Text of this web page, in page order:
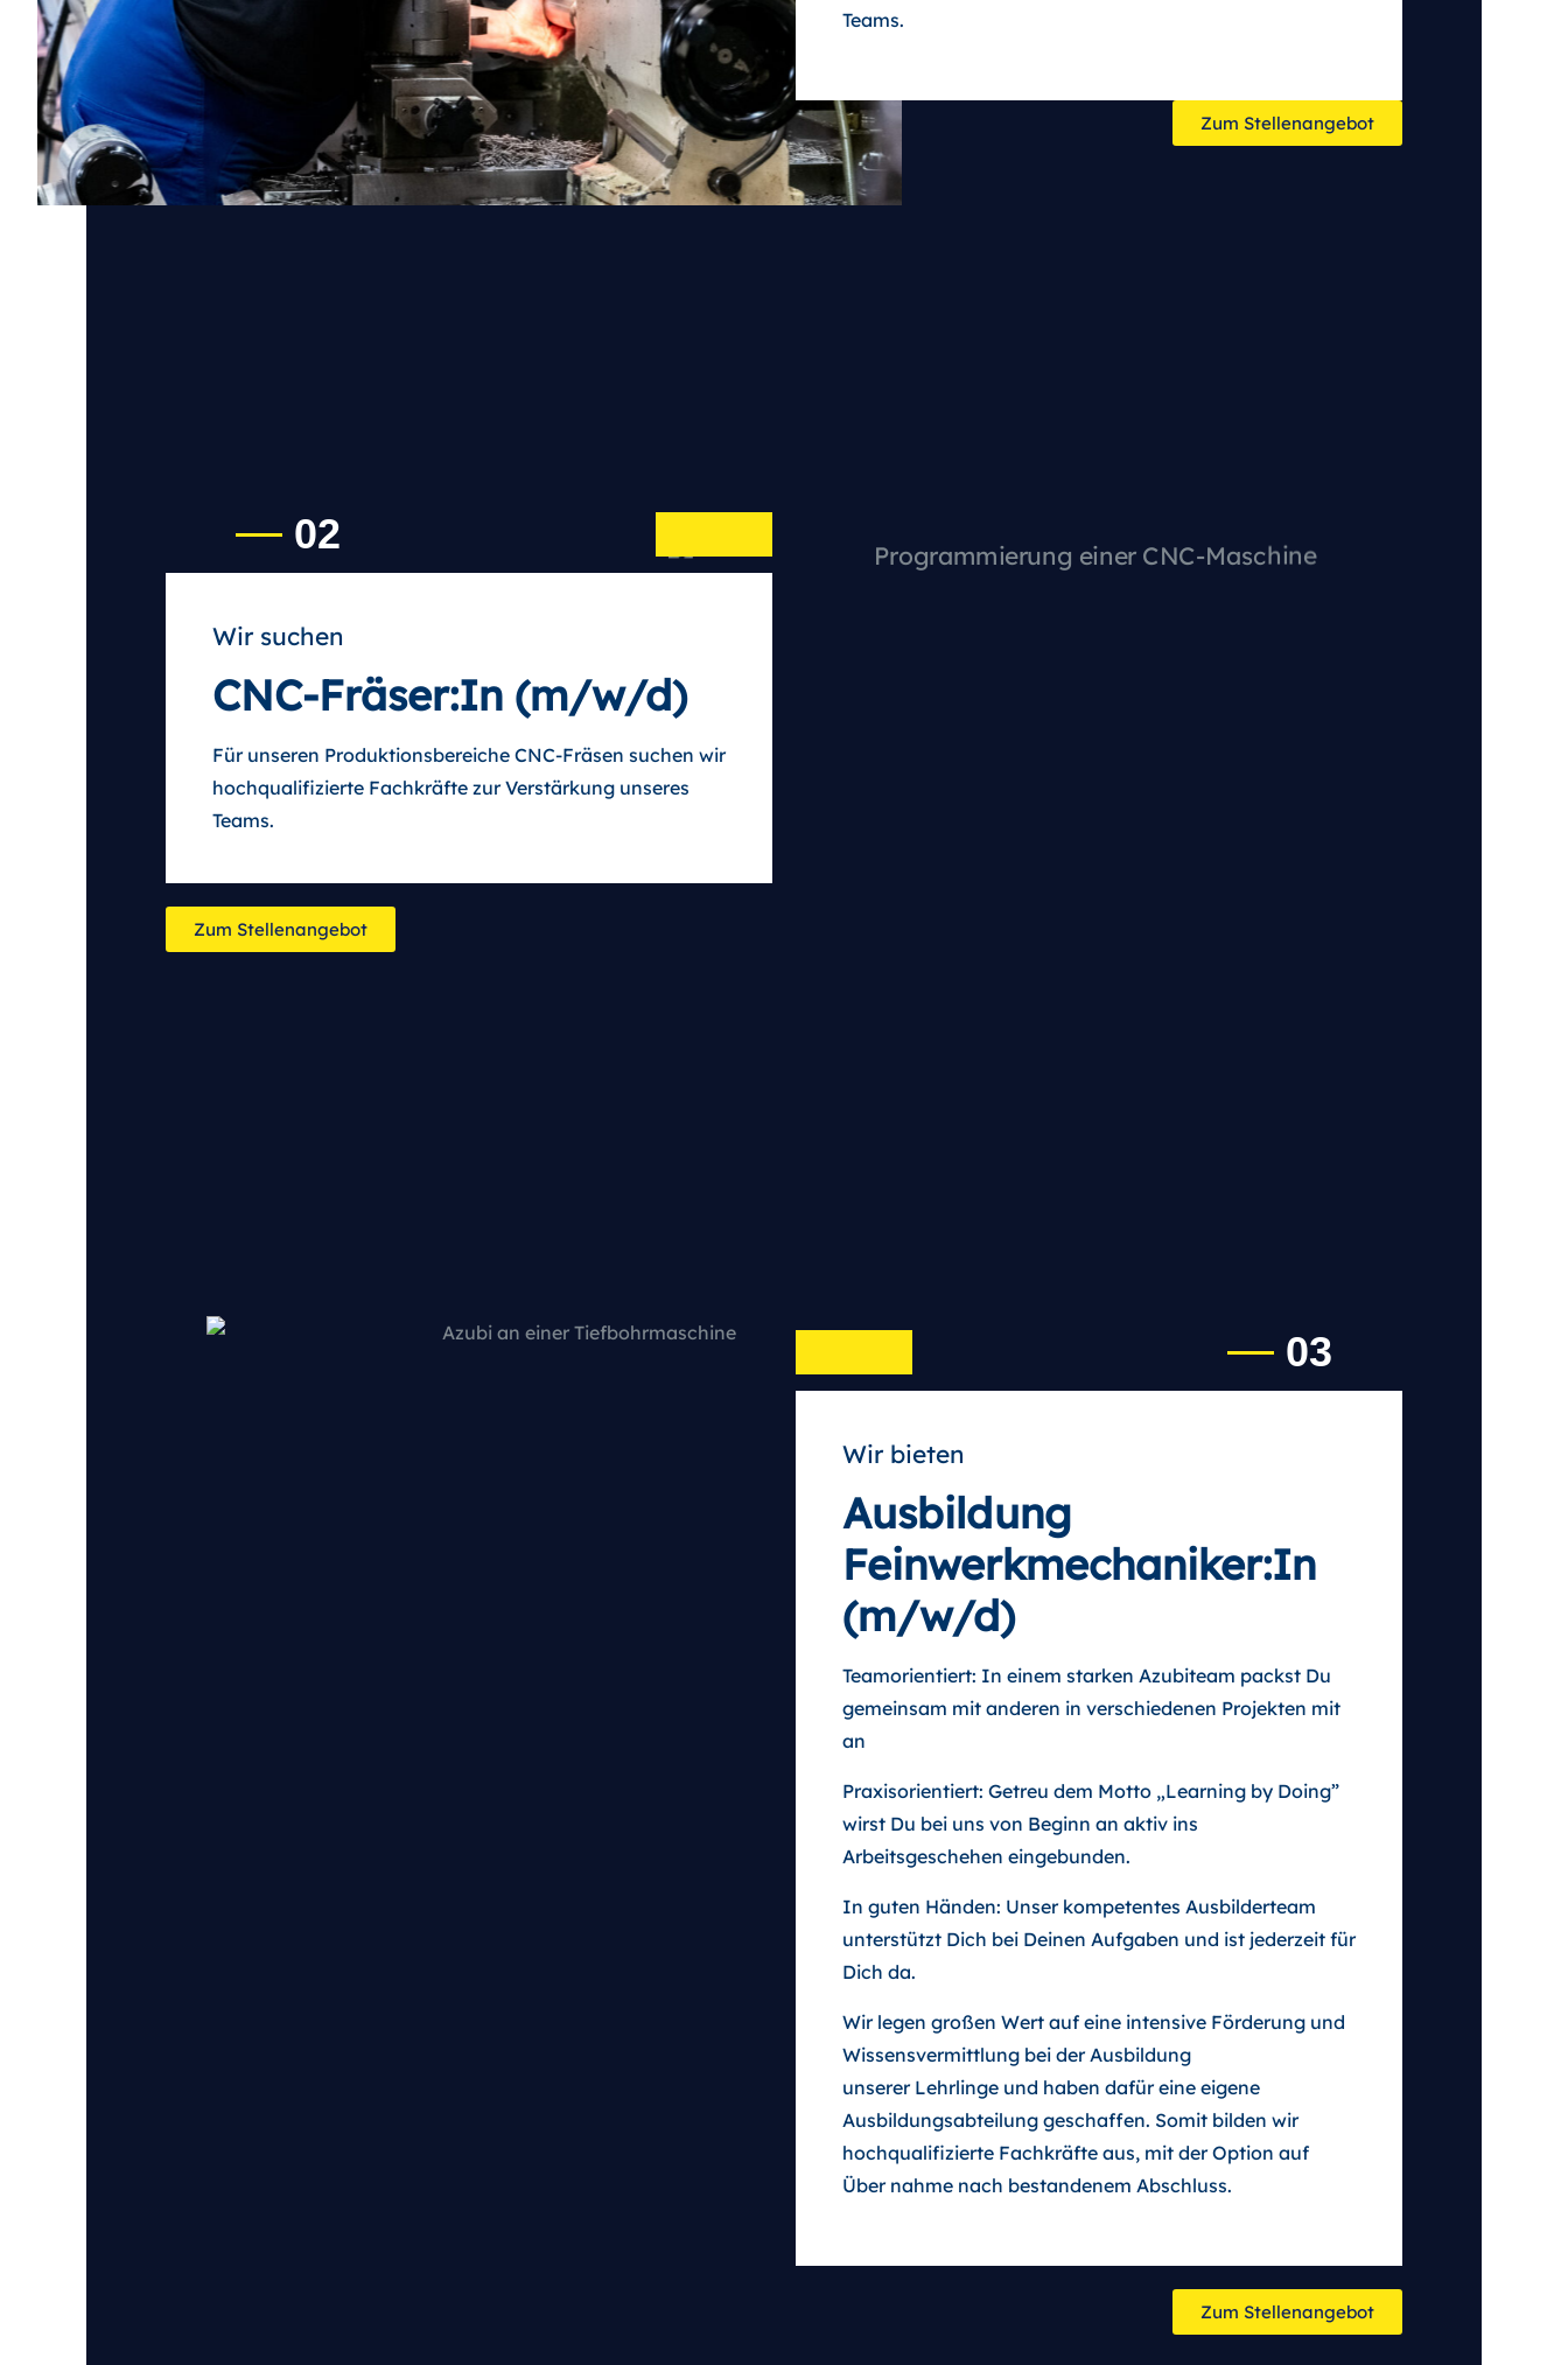
Teams.
Zum Stellenangebot
02
Wir suchen
CNC-Fräser:In (m/w/d)
Für unseren Produktionsbereiche CNC-Fräsen suchen wir
hochqualifizierte Fachkräfte zur Verstärkung unseres
Teams.
Zum Stellenangebot
03
Wir bieten
Ausbildung
Feinwerkmechaniker:In
(m/w/d)
Teamorientiert: In einem starken Azubiteam packst Du
gemeinsam mit anderen in verschiedenen Projekten mit
an
Praxisorientiert: Getreu dem Motto „Learning by Doing”
wirst Du bei uns von Beginn an aktiv ins
Arbeitsgeschehen eingebunden.
In guten Händen: Unser kompetentes Ausbilderteam
unterstützt Dich bei Deinen Aufgaben und ist jederzeit für
Dich da.
Wir legen großen Wert auf eine intensive Förderung und
Wissensvermittlung bei der Ausbildung
unserer Lehrlinge und haben dafür eine eigene
Ausbildungsabteilung geschaffen. Somit bilden wir
hochqualifizierte Fachkräfte aus, mit der Option auf
Über nahme nach bestandenem Abschluss.
Zum Stellenangebot